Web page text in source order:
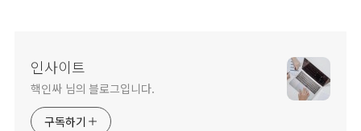
인사이트
핵인싸 님의 블로그입니다.
구독하기